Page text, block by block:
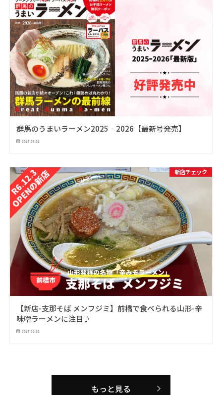
群馬のうまいラーメン2025‐2026【最新号発売】
2025.09.02
新店チェック
【新店-支那そば メンフジミ】前橋で食べられる山形-辛
味噌ラーメンに注目♪
2025.02.20
もっと見る